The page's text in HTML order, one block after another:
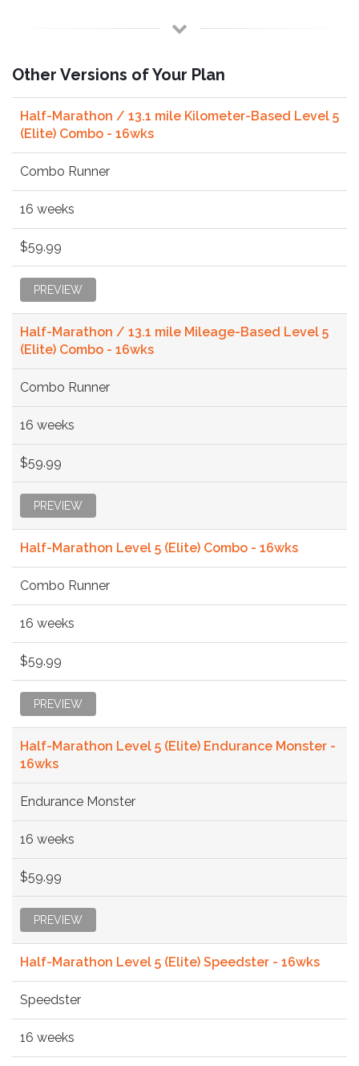
Other Versions of Your Plan
Half-Marathon / 13.1 mile Kilometer-Based Level 5
(Elite) Combo - 16wks
Combo Runner
16 weeks
$59.99
PREVIEW
Half-Marathon / 13.1 mile Mileage-Based Level 5
(Elite) Combo - 16wks
Combo Runner
16 weeks
$59.99
PREVIEW
Half-Marathon Level 5 (Elite) Combo - 16wks
Combo Runner
16 weeks
$59.99
PREVIEW
Half-Marathon Level 5 (Elite) Endurance Monster -
16wks
Endurance Monster
16 weeks
$59.99
PREVIEW
Half-Marathon Level 5 (Elite) Speedster - 16wks
Speedster
16 weeks